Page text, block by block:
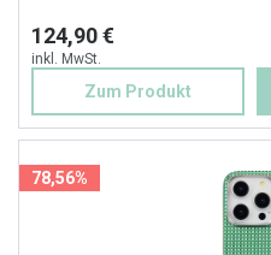
124,90 €
inkl. MwSt.
Zum Produkt
78,56%